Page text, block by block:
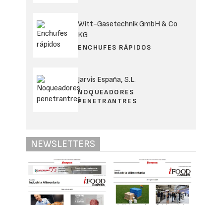
Witt-Gasetechnik GmbH & Co
KG
ENCHUFES RÁPIDOS
Jarvis España, S.L.
NOQUEADORES
PENETRANTRES
NEWSLETTERS